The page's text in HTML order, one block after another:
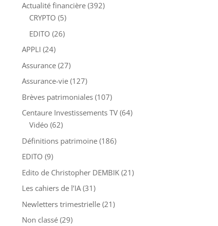
Actualité financière(392)
CRYPTO (5)
EDITO (26)
APPLI (24)
Assurance(27)
Assurance-vie(127)
Brèves patrimoniales(107)
Centaure Investissements TV(64)
Vidéo(62)
Définitions patrimoine(186)
EDITO (9)
Edito de Christopher DEMBIK(21)
Les cahiers de l’IA(31)
Newletters trimestrielle(21)
Non classé(29)